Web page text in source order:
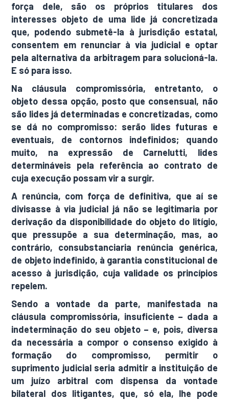
força dele, são os próprios titulares dos
interesses objeto de uma lide já concretizada
que, podendo submetê-la à jurisdição estatal,
consentem em renunciar à via judicial e optar
pela alternativa da arbitragem para solucioná-la.
E só para isso.
Na cláusula compromissória, entretanto, o
objeto dessa opção, posto que consensual, não
são lides já determinadas e concretizadas, como
se dá no compromisso: serão lides futuras e
eventuais, de contornos indefinidos; quando
muito, na expressão de Carnelutti, lides
determináveis pela referência ao contrato de
cuja execução possam vir a surgir.
A renúncia, com força de definitiva, que aí se
divisasse à via judicial já não se legitimaria por
derivação da disponibilidade do objeto do litígio,
que pressupõe a sua determinação, mas, ao
contrário, consubstanciaria renúncia genérica,
de objeto indefinido, à garantia constitucional de
acesso à jurisdição, cuja validade os princípios
repelem.
Sendo a vontade da parte, manifestada na
cláusula compromissória, insuficiente – dada a
indeterminação do seu objeto – e, pois, diversa
da necessária a compor o consenso exigido à
formação do compromisso, permitir o
suprimento judicial seria admitir a instituição de
um juízo arbitral com dispensa da vontade
bilateral dos litigantes, que, só ela, lhe pode